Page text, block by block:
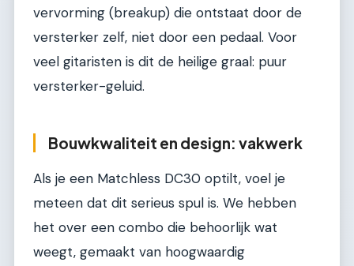
vervorming (breakup) die ontstaat door de
versterker zelf, niet door een pedaal. Voor
veel gitaristen is dit de heilige graal: puur
versterker-geluid.
Bouwkwaliteit en design: vakwerk
Als je een Matchless DC30 optilt, voel je
meteen dat dit serieus spul is. We hebben
het over een combo die behoorlijk wat
weegt, gemaakt van hoogwaardig